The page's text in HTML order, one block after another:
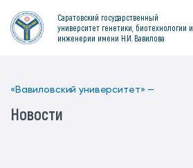
Саратовский государственный
университет генетики, биотехнологии и
инженерии имени Н.И. Вавилова
«Вавиловский университет» —
Новости